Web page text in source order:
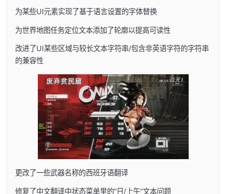
为某些UI元素实现了基于语言设置的字体替换
为世界地图任务定位文本添加了轮廓以提高可读性
改进了UI某些区域与较长文本字符串/包含非英语字符的字符串
的兼容性
更改了一些武器名称的西班牙语翻译
修复了中文翻译中状态菜单里的”日/上午”文本问题